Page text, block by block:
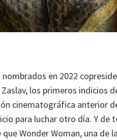
en 2022
los primeros indicios
cinematográfica anterior
para luchar otro día. Y de
Wonder Woman, una de